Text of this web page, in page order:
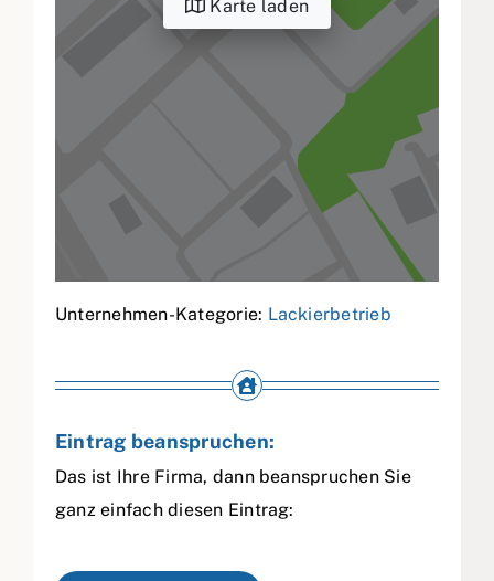
Karte laden
Unternehmen-Kategorie: Lackierbetrieb
Eintrag beanspruchen:
Das ist Ihre Firma, dann beanspruchen Sie
ganz einfach diesen Eintrag: